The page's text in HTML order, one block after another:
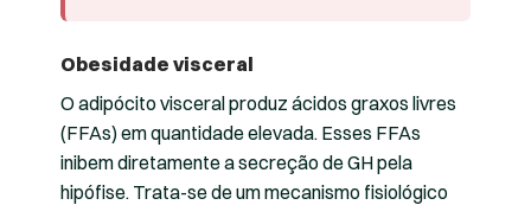
Obesidade visceral
O adipócito visceral produz ácidos graxos livres
(FFAs) em quantidade elevada. Esses FFAs
inibem diretamente a secreção de GH pela
hipófise. Trata-se de um mecanismo fisiológico